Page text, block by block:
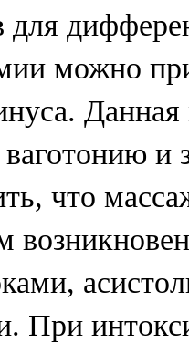
для
можно
и
что
При